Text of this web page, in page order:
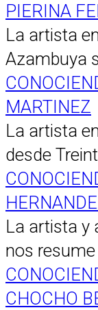
PIERINA
La artista
Azambuya
MARTINEZ
La artista
desde
La artista y
nos
CHOCHO